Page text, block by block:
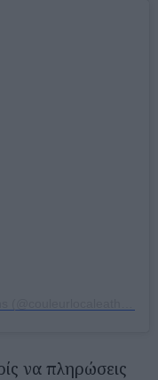
να πληρώσεις